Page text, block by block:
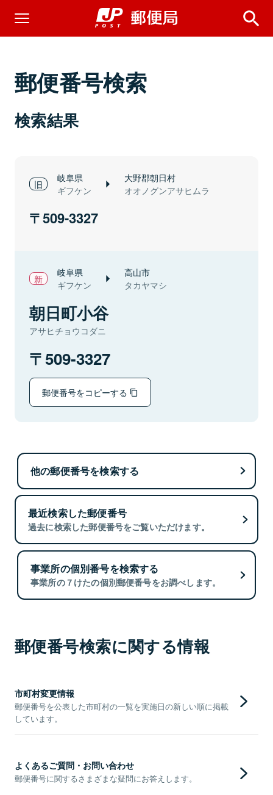
郵便番号検索
検索結果
岐阜県
ギフケン
大野郡朝日村
オオノグンアサヒムラ
509-3327
岐阜県
ギフケン
高山市
タカヤマシ
朝日町小谷
アサヒチョウコダニ
509-3327
郵便番号をコピーする
他の郵便番号を検索する
最近検索した郵便番号
過去に検索した郵便番号をご覧いただけます。
事業所の個別番号を検索する
事業所の７けたの個別郵便番号をお調べします。
郵便番号検索に関する情報
市町村変更情報
郵便番号を公表した市町村の一覧を実施日の新しい順に掲載
しています。
よくあるご質問・お問い合わせ
郵便番号に関するさまざまな疑問にお答えします。